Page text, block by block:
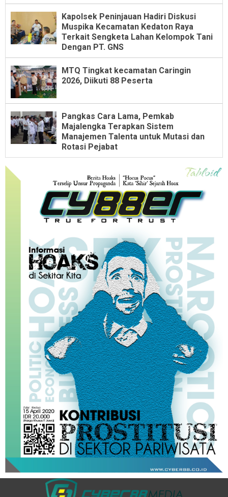
Kapolsek Peninjauan Hadiri Diskusi
Muspika Kecamatan Kedaton Raya
Terkait Sengketa Lahan Kelompok Tani
Dengan PT. GNS
MTQ Tingkat kecamatan Caringin
2026, Diikuti 88 Peserta
Pangkas Cara Lama, Pemkab
Majalengka Terapkan Sistem
Manajemen Talenta untuk Mutasi dan
Rotasi Pejabat